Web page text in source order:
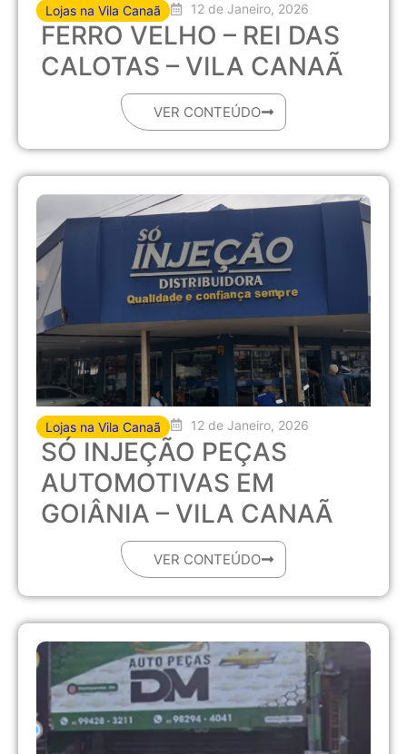
Lojas na Vila Canaã 12 de Janeiro, 2026
FERRO VELHO – REI DAS
CALOTAS – VILA CANAÃ
VER CONTEÚDO
Lojas na Vila Canaã 12 de Janeiro, 2026
SÓ INJEÇÃO PEÇAS
AUTOMOTIVAS EM
GOIÂNIA – VILA CANAÃ
VER CONTEÚDO